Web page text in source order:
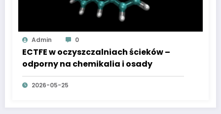
Admin 0
ECTFE w oczyszczalniach ścieków –
odporny na chemikalia i osady
2026-05-25